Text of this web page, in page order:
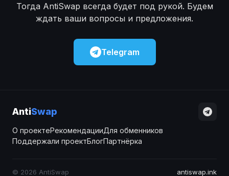
Тогда AntiSwap всегда будет под рукой. Будем
ждать ваши вопросы и предложения.
Telegram
AntiSwap
О проектеРекомендацииДля обменников
Поддержали проектБлогПартнёрка
© 2026 AntiSwap antiswap.ink